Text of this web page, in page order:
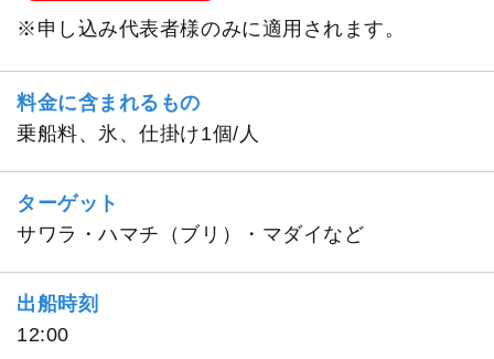
※申し込み代表者様のみに適用されます。
料金に含まれるもの
乗船料、氷、仕掛け1個/人
ターゲット
サワラ・ハマチ（ブリ）・マダイなど
出船時刻
12:00